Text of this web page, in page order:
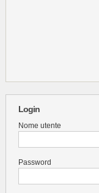
Login
Nome utente
Password